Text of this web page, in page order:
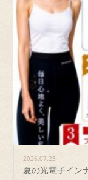
2026.07.23
夏の光電子イ